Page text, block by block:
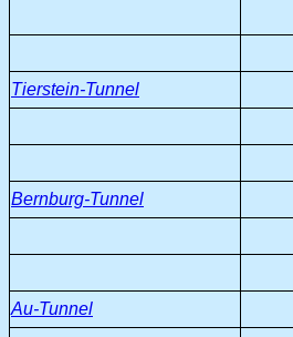
Tierstein-Tunnel
Bernburg-Tunnel
Au-Tunnel